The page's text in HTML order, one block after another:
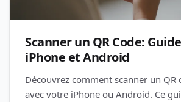
Scanner un QR Code:
iPhone et Android
Découvrez comment scanner un QR
avec votre iPhone ou Android. Ce